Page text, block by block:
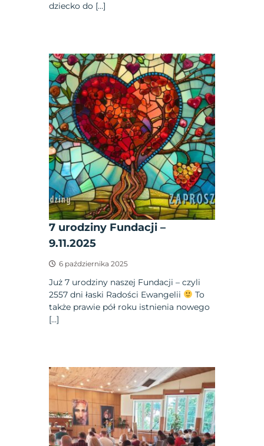
dziecko do […]
7 urodziny Fundacji –
9.11.2025
6 października 2025
Już 7 urodziny naszej Fundacji – czyli
2557 dni łaski Radości Ewangelii
To
także prawie pół roku istnienia nowego
[…]